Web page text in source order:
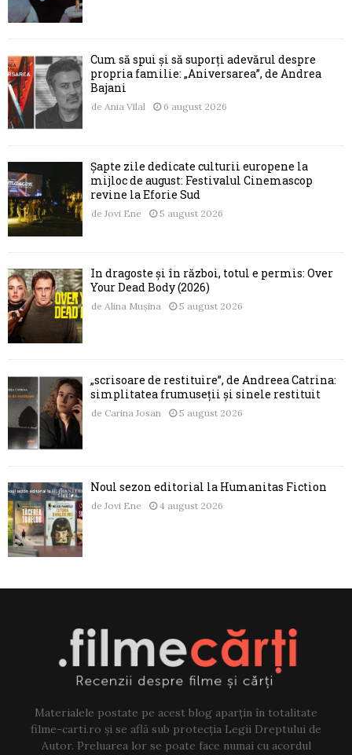
Cum să spui și să suporți adevărul despre
propria familie: „Aniversarea”, de Andrea
Bajani
de Ania Vilal 6 august 2026
Șapte zile dedicate culturii europene la
mijloc de august: Festivalul Cinemascop
revine la Eforie Sud
de Jovi Ene 5 august 2026
În dragoste și în război, totul e permis: Over
Your Dead Body (2026)
de Alina Mușina 5 august 2026
„scrisoare de restituire”, de Andreea Catrina:
simplitatea frumuseții și sinele restituit
de Carina Josan 5 august 2026
Noul sezon editorial la Humanitas Fiction
de Jovi Ene 4 august 2026
Materialele postate pe acest blog aparțin în totalitate
filme-carti.ro și se află sub protecția Legii Dreptului de
Autor. Preluarea lor se poate face numai cu acordul